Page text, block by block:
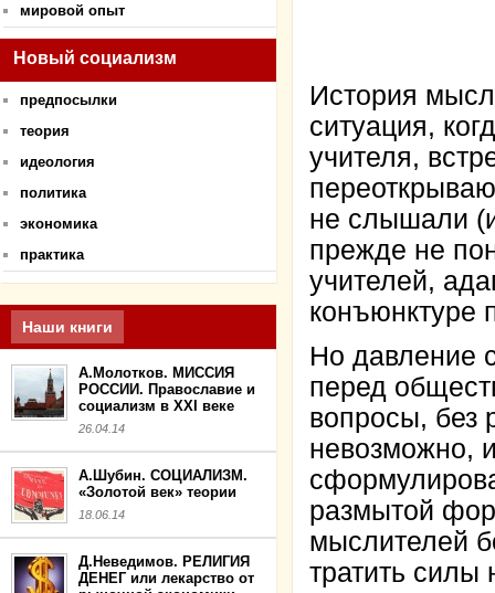
мировой опыт
Новый социализм
предпосылки
теория
идеология
политика
экономика
практика
Наши книги
А.Молотков. МИССИЯ
РОССИИ. Православие и
социализм в XXI веке
26.04.14
А.Шубин. СОЦИАЛИЗМ.
«Золотой век» теории
18.06.14
Д.Неведимов. РЕЛИГИЯ
ДЕНЕГ или лекарство от
История
ситуация,
учителя,
не слышали
прежде не
учителей,
конъюнктуре
Но давление
перед
вопросы, без
невозможно,
размытой
мыслителей
тратить силы